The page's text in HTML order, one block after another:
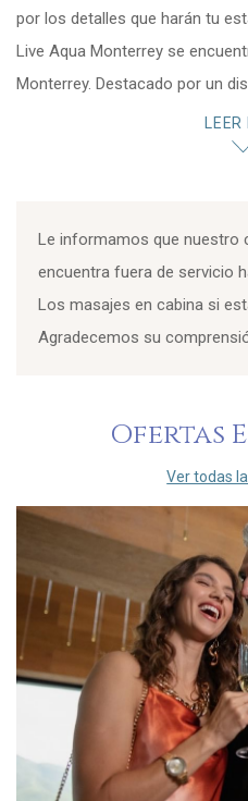
por los detalles que harán tu
Live Aqua Monterrey se
Monterrey. Destacado por un
nuestro lujoso resort te hará
impregnada de delicados
exclusivo que te hará sentir en
Admira las impresionantes
desde nuestros inmensos
Uno de los mejores hoteles en
Le informamos que nuestro
encuentra fuera de servicio
Los masajes en cabina si
Agradecemos su
Ofertas
Ver todas